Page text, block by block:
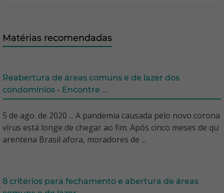
Matérias recomendadas
Reabertura de áreas comuns e de lazer dos
condomínios - Encontre ...
5 de ago. de 2020 ... A pandemia causada pelo novo corona
vírus está longe de chegar ao fim. Após cinco meses de qu
arentena Brasil afora, moradores de ...
8 critérios para fechamento e abertura de áreas